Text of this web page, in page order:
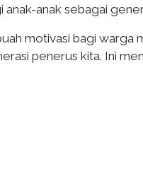
anak sebagai
motivasi bagi
penerus kita. Ini